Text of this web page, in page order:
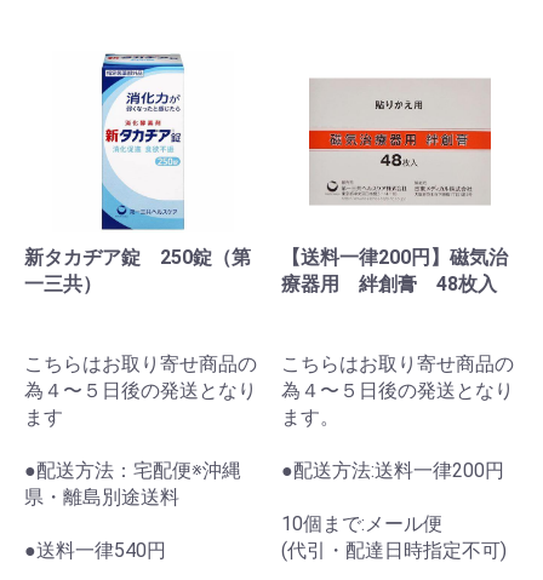
新タカヂア錠 250錠（第
一三共）
こちらはお取り寄せ商品の
為４〜５日後の発送となり
ます
●配送方法：宅配便※沖縄
県・離島別途送料
●送料一律540円
【送料一律200円】磁気治
療器用 絆創膏 48枚入
こちらはお取り寄せ商品の
為４〜５日後の発送となり
ます。
●配送方法:送料一律200円
10個まで:メール便
(代引・配達日時指定不可)